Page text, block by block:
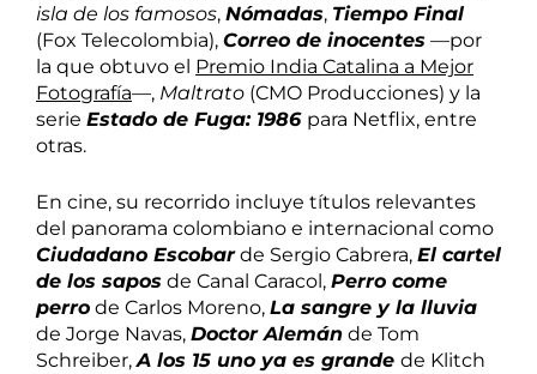
isla de los famosos, Nómadas, Tiempo Final
(Fox Telecolombia), Correo de inocentes —por
la que obtuvo el Premio India Catalina a Mejor
Fotografía—, Maltrato (CMO Producciones) y la
serie Estado de Fuga: 1986 para Netflix, entre
otras.
En cine, su recorrido incluye títulos relevantes
del panorama colombiano e internacional como
Ciudadano Escobarde Sergio Cabrera, El cartel
de los sapos de Canal Caracol, Perro come
perro de Carlos Moreno, La sangre y la lluvia
de Jorge Navas, Doctor Alemán de Tom
Schreiber,A los 15 uno ya es grande de Klitch